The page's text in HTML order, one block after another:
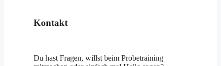
Kontakt
Du hast Fragen, willst beim Probetraining